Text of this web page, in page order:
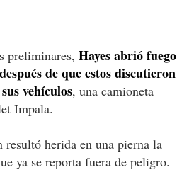
preliminares, Hayes abrió fuego
de que estos discutieron
vehículos, una camioneta
Impala.
resultó herida en una pierna la
ya se reporta fuera de peligro.